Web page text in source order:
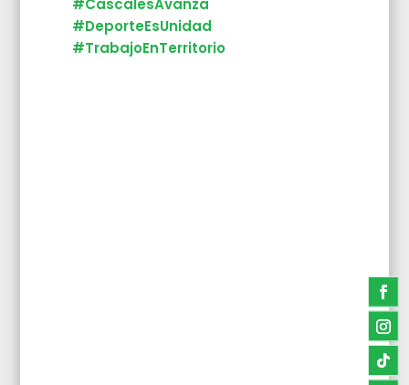
#CascalesAvanza
#DeporteEsUnidad
#TrabajoEnTerritorio